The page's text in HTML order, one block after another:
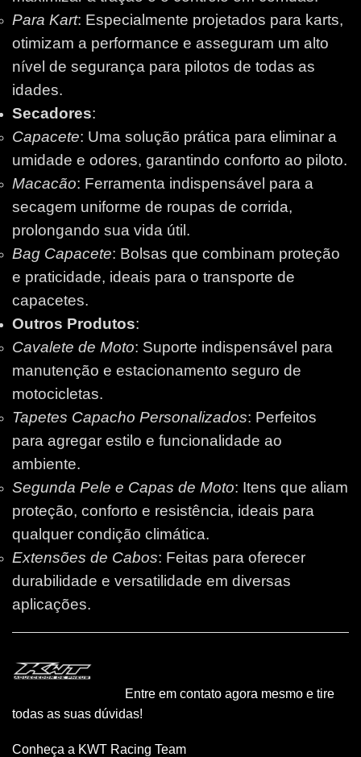
Para Kart: Especialmente projetados para karts,
otimizam a performance e asseguram um alto
nível de segurança para pilotos de todas as
idades.
Secadores:
Capacete: Uma solução prática para eliminar a
umidade e odores, garantindo conforto ao piloto.
Macacão: Ferramenta indispensável para a
secagem uniforme de roupas de corrida,
prolongando sua vida útil.
Bag Capacete: Bolsas que combinam proteção
e praticidade, ideais para o transporte de
capacetes.
Outros Produtos:
Cavalete de Moto: Suporte indispensável para
manutenção e estacionamento seguro de
motocicletas.
Tapetes Capacho Personalizados: Perfeitos
para agregar estilo e funcionalidade ao
ambiente.
Segunda Pele e Capas de Moto: Itens que aliam
proteção, conforto e resistência, ideais para
qualquer condição climática.
Extensões de Cabos: Feitas para oferecer
durabilidade e versatilidade em diversas
aplicações.
Entre em contato agora mesmo e tire
todas as suas dúvidas!
Conheça a KWT Racing Team